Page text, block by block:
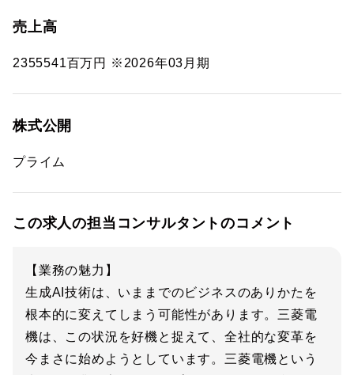
売上高
2355541百万円 ※2026年03月期
株式公開
プライム
この求人の担当コンサルタントのコメント
【業務の魅力】
生成AI技術は、いままでのビジネスのありかたを
根本的に変えてしまう可能性があります。三菱電
機は、この状況を好機と捉えて、全社的な変革を
今まさに始めようとしています。三菱電機という